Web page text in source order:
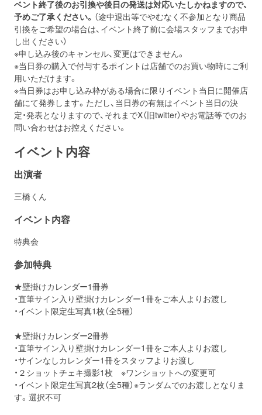
ベント終了後のお引換や後日の発送は対応いたしかねますので、
予めご了承ください。 （途中退出等でやむなく不参加となり商品
引換をご希望の場合は、イベント終了前に会場スタッフまでお申
し出ください）
※申し込み後のキャンセル、変更はできません。
※当日券の購入で付与するポイントは店舗でのお買い物時にご利
用いただけます。
※当日券はお申し込み枠がある場合に限りイベント当日に開催店
舗にて発券します。ただし、当日券の有無はイベント当日の決
定・発表となりますので、それまでX（旧twitter）やお電話等でのお
問い合わせはお控えください。
イベント内容
出演者
三橋くん
イベント内容
特典会
参加特典
★壁掛けカレンダー1冊券
・直筆サイン入り壁掛けカレンダー1冊をご本人よりお渡し
・イベント限定生写真1枚（全5種）
★壁掛けカレンダー2冊券
・直筆サイン入り壁掛けカレンダー1冊をご本人よりお渡し
・サインなしカレンダー1冊をスタッフよりお渡し
・２ショットチェキ撮影1枚 ※ワンショットへの変更可
・イベント限定生写真2枚（全5種）※ランダムでのお渡しとなりま
す。選択不可